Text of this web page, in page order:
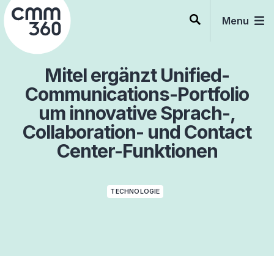
Skip
to
content
Menu
Mitel ergänzt Unified-
Communications-Portfolio
um innovative Sprach-,
Collaboration- und Contact
Center-Funktionen
TECHNOLOGIE